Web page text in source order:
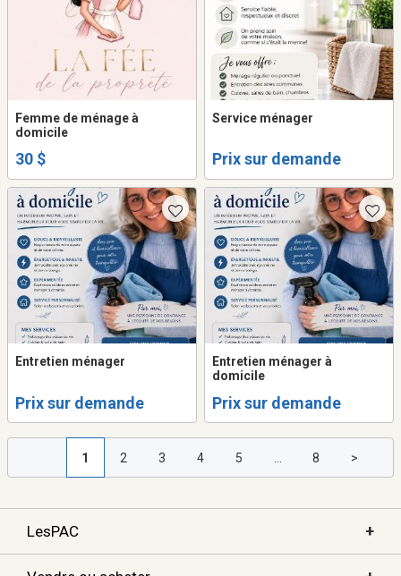
Femme de ménage à
domicile
30 $
Service ménager
Prix sur demande
Entretien ménager
Prix sur demande
Entretien ménager à
domicile
Prix sur demande
1 2 3 4 5 8 >
LesPAC +